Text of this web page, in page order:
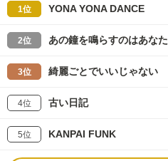
1位 YONA YONA DANCE
2位 あの鐘を鳴らすのはあなた
3位 綺麗ごとでいいじゃない
4位 古い日記
5位 KANPAI FUNK